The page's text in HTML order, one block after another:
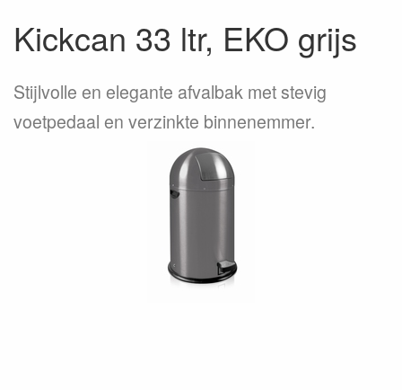
Kickcan 33 ltr, EKO grijs
Stijlvolle en elegante afvalbak met stevig
voetpedaal en verzinkte binnenemmer.